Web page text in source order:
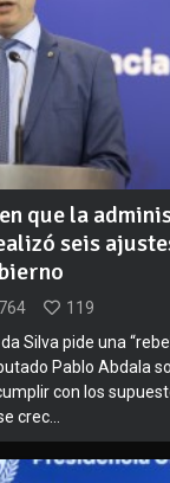
que la
seis
764
119
Silva pide una
Pablo Abdala
con los
crec...